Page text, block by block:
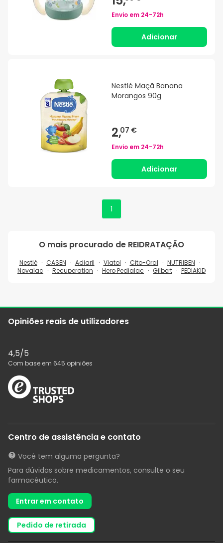
Envio em 24-72h
Adicionar
Nestlé Maçã Banana
Morangos 90g
2,07 €
Envio em 24-72h
Adicionar
1
O mais procurado de REIDRATAÇÃO
Nestlé CASEN Adiaril Viatol Cito-Oral
NUTRIBEN
Novalac
Recuperation Hero Pedialac Gilbert PEDIAKID
Opiniões reais de utilizadores
4,5/5
Com base em 645 opiniões
Centro de assistência e contato
Você tem alguma pergunta?
Para dúvidas sobre medicamentos, consulte o seu
farmacêutico.
Entrar em contato
pedido de retirada